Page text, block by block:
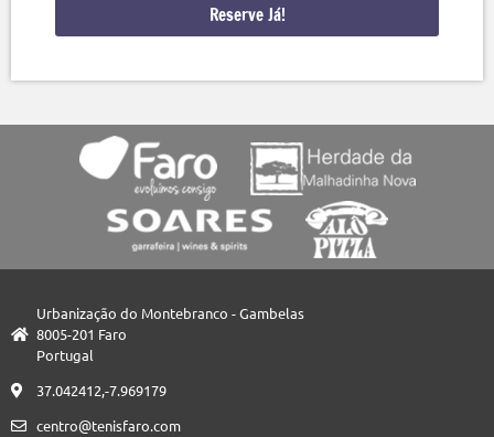
Reserve Já!
Urbanização do Montebranco - Gambelas
8005-201 Faro
Portugal
37.042412,-7.969179
centro@tenisfaro.com